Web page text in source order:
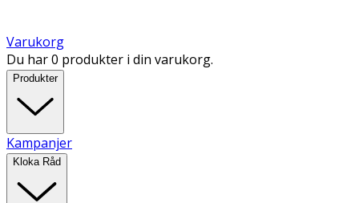
Varukorg
Du har 0 produkter i din varukorg.
Produkter
Kampanjer
Kloka Råd